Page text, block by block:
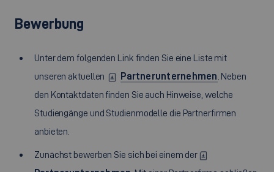
Bewerbung
Unter dem folgenden Link finden Sie eine Liste mit
unseren aktuellen
Partnerunternehmen . Neben
den Kontaktdaten finden Sie auch Hinweise, welche
Studiengänge und Studienmodelle die Partnerfirmen
anbieten.
Zunächst bewerben Sie sich bei einem der